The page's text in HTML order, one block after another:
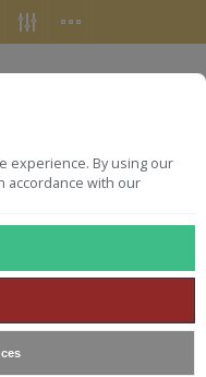
experience. By using our
accordance with our